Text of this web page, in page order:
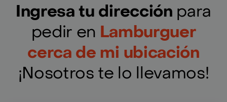
Ingresa tu dirección para
pedir en Lamburguer
cerca de mi ubicación
¡Nosotros te lo llevamos!